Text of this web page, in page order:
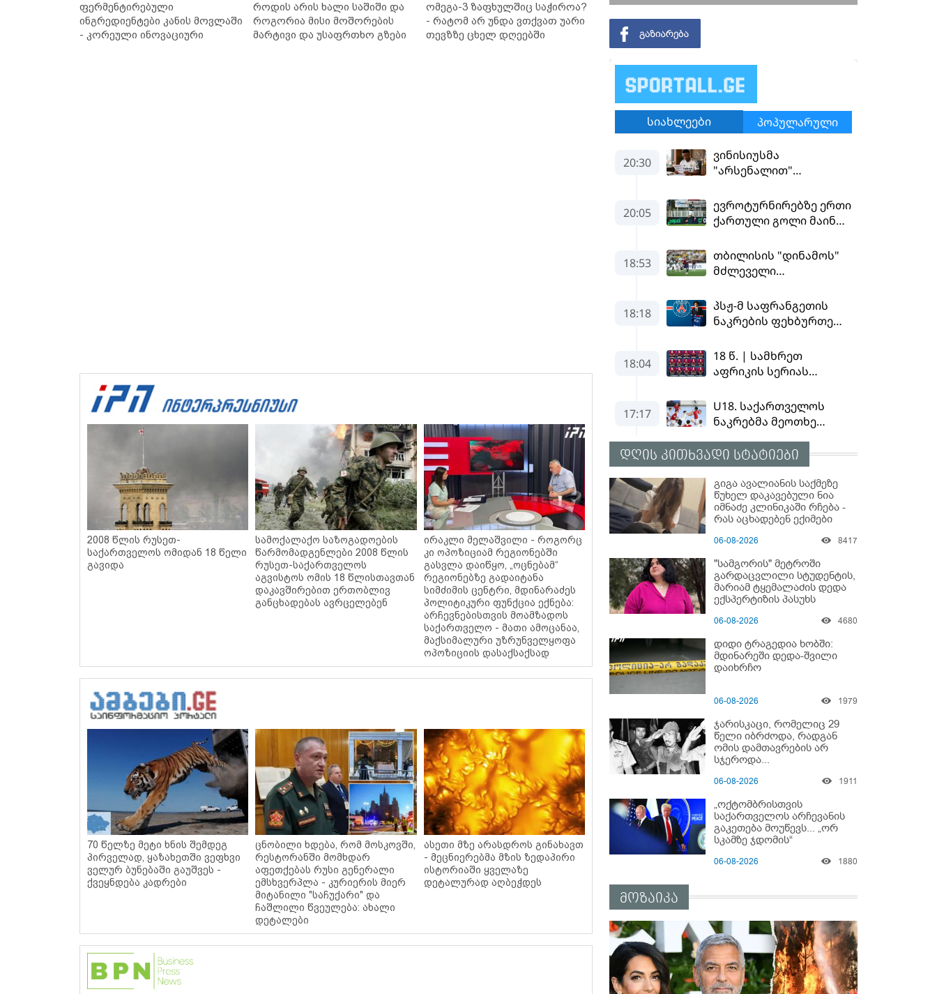
ფერმენტირებული
ინგრედიენტები კანის მოვლაში
- კორეული ინოვაციური
როდის არის ხალი საშიში და
როგორია მისი მოშორების
მარტივი და უსაფრთხო გზები
ომეგა-3 ზაფხულშიც საჭიროა?
- რატომ არ უნდა ვთქვათ უარი
თევზზე ცხელ დღეებში
2008 წლის რუსეთ-
საქართველოს ომიდან 18 წელი
გავიდა
სამოქალაქო საზოგადოების
წარმომადგენლები 2008 წლის
რუსეთ-საქართველოს
აგვისტოს ომის 18 წლისთავთან
დაკავშირებით ერთობლივ
განცხადებას ავრცელებენ
ირაკლი მელაშვილი - როგორც
კი ოპოზიციამ რეგიონებში
გასვლა დაიწყო, „ოცნებამ“
რეგიონებზე გადაიტანა
სიმძიმის ცენტრი, მდინარაძეს
პოლიტიკური ფუნქცია ექნება:
არჩევნებისთვის მოამზადოს
საქართველო - მათი ამოცანაა,
მაქსიმალური უზრუნველყოფა
ოპოზიციის დასაქსაქსად
70 წელზე მეტი ხნის შემდეგ
პირველად, ყაზახეთში ვეფხვი
ველურ ბუნებაში გაუშვეს -
ქვეყნდება კადრები
ცნობილი ხდება, რომ მოსკოვში,
რესტორანში მომხდარ
აფეთქებას რუსი გენერალი
ემსხვერპლა - კურიერის მიერ
მიტანილი "საჩუქარი" და
ჩაშლილი წვეულება: ახალი
დეტალები
ასეთი მზე არასდროს გინახავთ
- მეცნიერებმა მზის ზედაპირი
ისტორიაში ყველაზე
დეტალურად აღბეჭდეს
დღის კითხვადი სტატიები
გიგა ავალიანის საქმეზე
წუხელ დაკავებული ნია
იმნაძე კლინიკაში რჩება -
რას აცხადებენ ექიმები
06-08-2026 8417
"სამგორის" მეტროში
გარდაცვლილი სტუდენტის,
მარიამ ტყემალაძის დედა
ექსპერტიზის პასუხს
გოგონას გარდაცვალების
06-08-2026 4680
დიდი ტრაგედია ხობში:
მდინარეში დედა-შვილი
დაიხრჩო
06-08-2026 1979
ჯარისკაცი, რომელიც 29
წელი იბრძოდა, რადგან
ომის დამთავრების არ
სჯეროდა...
06-08-2026 1911
„ოქტომბრისთვის
საქართველოს არჩევანის
გაკეთება მოუწევს... „ორ
სკამზე ჯდომის“
დასრულდეს“ - მირიან
06-08-2026 1880
მოზაიკა